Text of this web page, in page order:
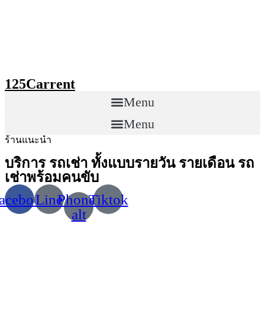
125Carrent
Menu
Menu
ร้านแนะนำ
บริการ รถเช่า ทั้งแบบรายวัน รายเดือน รถ
เช่าพร้อมคนขับ
LinePhone-
alt
Tiktok